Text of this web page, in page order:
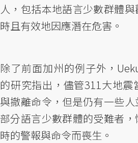
人，包括本地語言少數群體
時且有效地因應潛在危害。
除了前面加州的例子外，
的研究指出，儘管311大地
與撤離命令，但是仍有一些
部分語言少數群體的受難者
時的警報與命令而喪生。